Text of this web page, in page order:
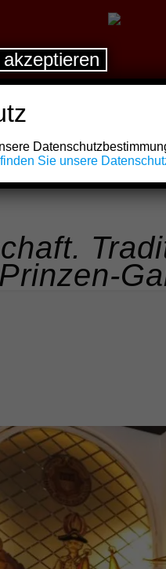
Sie unsere